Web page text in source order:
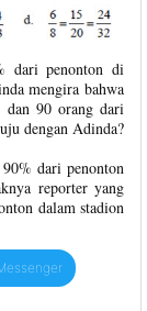
dari penonton di
mengira bahwa
90 orang dari
dengan Adinda?
dari penonton
reporter yang
dalam stadion